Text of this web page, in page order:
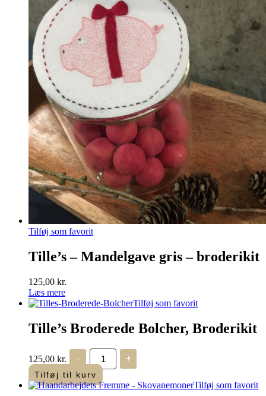
Tilføj som favorit
Tille’s – Mandelgave gris – broderikit
125,00 kr.
Læs mere
Tilføj som favorit
Tille’s Broderede Bolcher, Broderikit
125,00 kr. -
Tille's
Broderede
Bolcher,
Broderikit
antal
+
Tilføj til kurv
Tilføj som favorit